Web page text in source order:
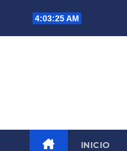
4:03:27 AM
INICIO